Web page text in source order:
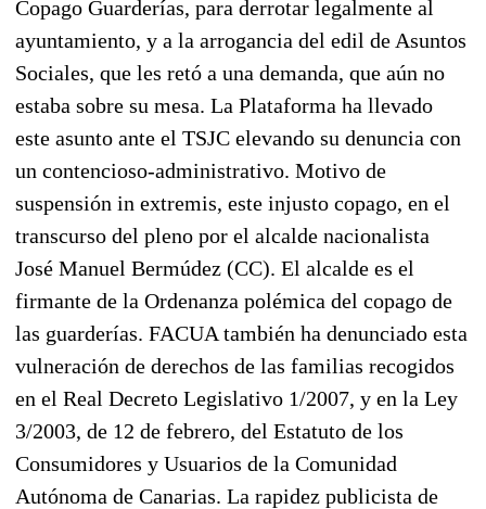
Copago Guarderías, para derrotar legalmente al
ayuntamiento, y a la arrogancia del edil de Asuntos
Sociales, que les retó a una demanda, que aún no
estaba sobre su mesa. La Plataforma ha llevado
este asunto ante el TSJC elevando su denuncia con
un contencioso-administrativo. Motivo de
suspensión in extremis, este injusto copago, en el
transcurso del pleno por el alcalde nacionalista
José Manuel Bermúdez (CC). El alcalde es el
firmante de la Ordenanza polémica del copago de
las guarderías. FACUA también ha denunciado esta
vulneración de derechos de las familias recogidos
en el Real Decreto Legislativo 1/2007, y en la Ley
3/2003, de 12 de febrero, del Estatuto de los
Consumidores y Usuarios de la Comunidad
Autónoma de Canarias. La rapidez publicista de